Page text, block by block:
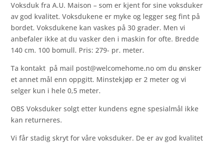
Voksduk fra A.U. Maison – som er kjent for sine voksduker
av god kvalitet. Voksdukene er myke og legger seg fint på
bordet. Voksdukene kan vaskes på 30 grader. Men vi
anbefaler ikke at du vasker den i maskin for ofte. Bredde
140 cm. 100 bomull. Pris: 279- pr. meter.
Ta kontakt på mail post@welcomehome.no om du ønsker
et annet mål enn oppgitt. Minstekjøp er 2 meter og vi
selger kun i hele 0,5 meter.
OBS Voksduker solgt etter kundens egne spesialmål ikke
kan returneres.
Vi får stadig skryt for våre voksduker. De er av god kvalitet